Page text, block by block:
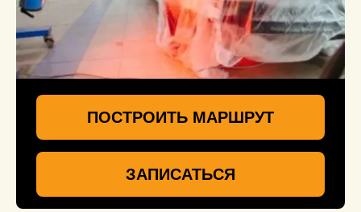
ПОСТРОИТЬ МАРШРУТ
ЗАПИСАТЬСЯ